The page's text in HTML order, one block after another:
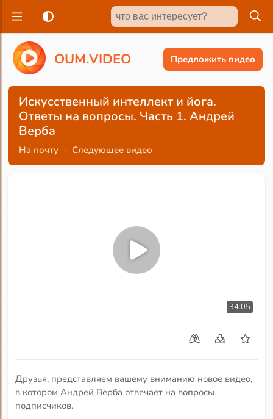
OUM.VIDEO Предложить видео
Искусственный интеллект и йога.
Ответы на вопросы. Часть 1. Андрей
Верба
На почту · Следующее видео
34:05
Друзья, представляем вашему вниманию новое видео,
в котором Андрей Верба отвечает на вопросы
подписчиков.